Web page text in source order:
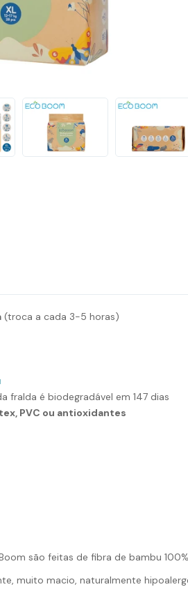
(troca a cada 3-5 horas)
fralda é biodegradável em 147 dias
PVC ou antioxidantes
são feitas de fibra de bambu
muito macio, naturalmente